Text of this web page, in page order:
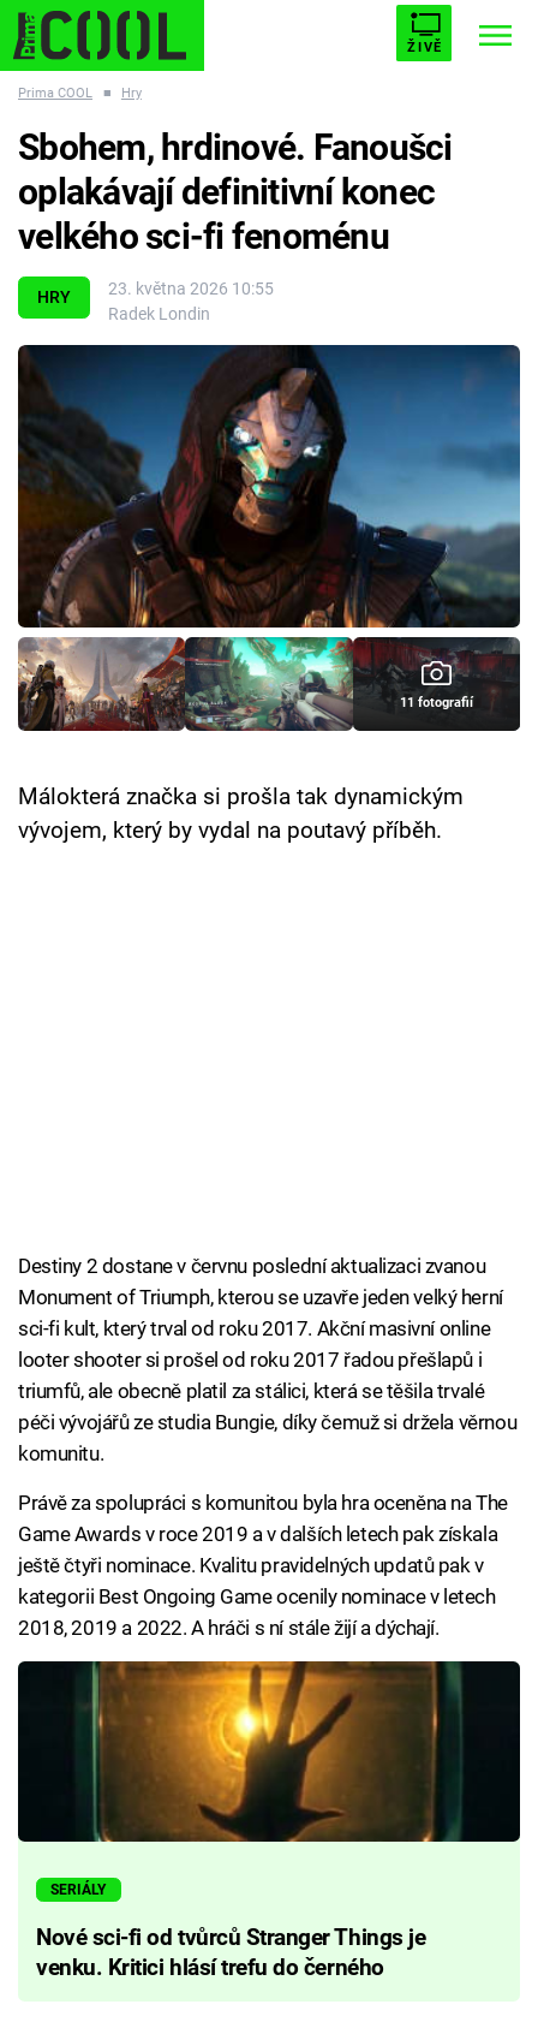
ŽIVĚ
ESCAPE PLNEJ KOTEL AVENGERS 5
Témata
Filmy
Seriály
Hry
Cool Esport
Pořady
TV Program
Prima COOL ■ Hry
HRY
23. května 2026 10:55
Radek Londin
Sbohem, hrdinové. Fanoušci
oplakávají definitivní konec
velkého sci-fi fenoménu
11 fotografií
Málokterá značka si prošla tak dynamickým
vývojem, který by vydal na poutavý příběh.
Destiny 2 dostane v červnu poslední aktualizaci zvanou
Monument of Triumph, kterou se uzavře jeden velký herní
sci-fi kult, který trval od roku 2017. Akční masivní online
looter shooter si prošel od roku 2017 řadou přešlapů i
triumfů, ale obecně platil za stálici, která se těšila trvalé
péči vývojářů ze studia Bungie, díky čemuž si držela věrnou
komunitu.
Právě za spolupráci s komunitou byla hra oceněna na The
Game Awards v roce 2019 a v dalších letech pak získala
ještě čtyři nominace. Kvalitu pravidelných updatů pak v
kategorii Best Ongoing Game ocenily nominace v letech
2018, 2019 a 2022. A hráči s ní stále žijí a dýchají.
SERIÁLY
Nové sci-fi od tvůrců Stranger Things je
venku. Kritici hlásí trefu do černého